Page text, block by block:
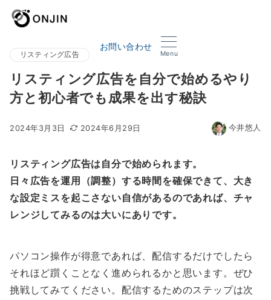
お問い合わせ
Menu
リスティング広告
リスティング広告を自分で始めるやり
方と初心者でも成果を出す秘訣
2024年3月3日 2024年6月29日 今井悠人
リスティング広告は自分で始められます。
日々広告を運用（調整）する時間を確保できて、大き
な設定ミスを起こさない自信があるのであれば、チャ
レンジしてみるのは大いにありです。
パソコン操作が得意であれば、配信するだけでしたら
それほど躓くことなく進められるかと思います。ぜひ
挑戦してみてください。配信するためのステップは次